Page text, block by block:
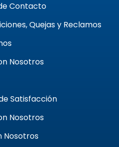
Contacto
Quejas y Reclamos
Nosotros
Satisfacción
Nosotros
Nosotros